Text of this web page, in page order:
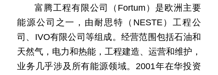
富腾工程有限公司（Fortum）是欧洲主要
能源公司之一，由耐思特（NESTE）工程公
司、IVO有限公司等组成。经营范围包括石油和
天然气，电力和热能，工程建造、运营和维护，
业务几乎涉及所有能源领域。2001年在华投资